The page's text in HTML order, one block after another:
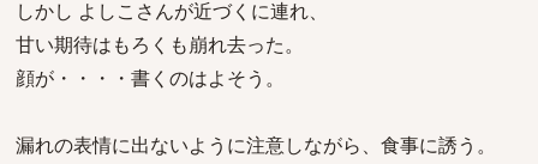
しかし よしこさんが近づくに連れ、
甘い期待はもろくも崩れ去った。
顔が・・・・書くのはよそう。
漏れの表情に出ないように注意しながら、食事に誘う。